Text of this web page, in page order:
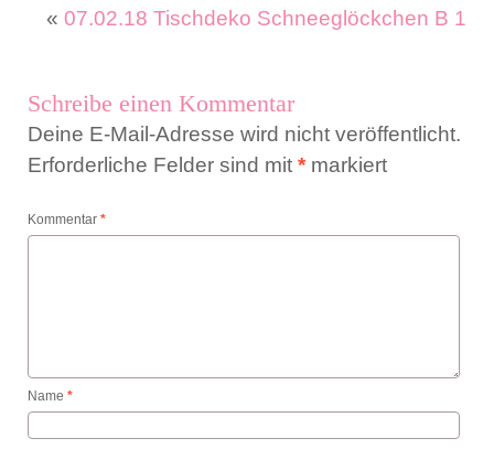
« 07.02.18 Tischdeko Schneeglöckchen B 1
Schreibe einen Kommentar
Deine E-Mail-Adresse wird nicht veröffentlicht.
Erforderliche Felder sind mit *markiert
Kommentar *
Name *